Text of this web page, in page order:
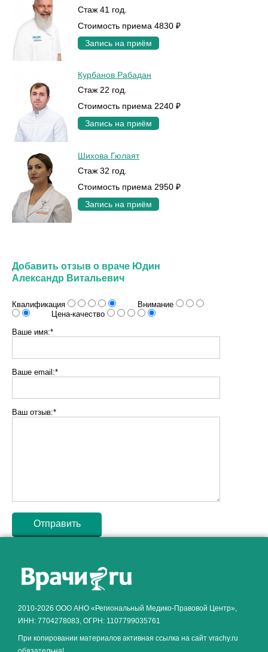
Стаж 41 год.
Стоимость приема 4830 ₽
Запись на приём
Курбанов Рабадан
Стаж 22 год.
Стоимость приема 2240 ₽
Запись на приём
Шихова Гюлаят
Стаж 32 год.
Стоимость приема 2950 ₽
Запись на приём
Добавить отзыв о враче Юдин
Александр Витальевич
Квалификация
Внимание
Цена-качество
Ваше имя:*
Ваше email:*
Ваш отзыв:*
2010-2026 ООО АНО «Региональный Медико-Правовой Центр»,
ИНН: 7704278083, ОГРН: 1107799035761
При копировании материалов активная ссылка на сайт vrachy.ru